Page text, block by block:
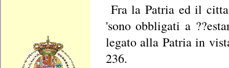
Fra la Patria ed il
'sono obbligati a
legato alla Patria in
236.